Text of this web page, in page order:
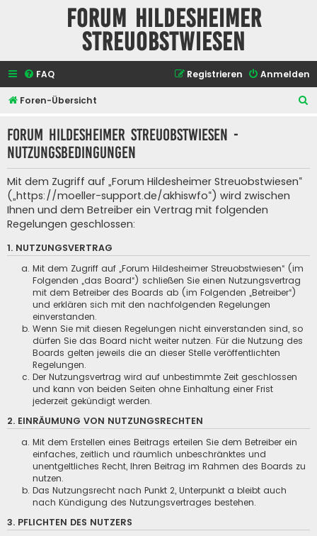
Forum Hildesheimer
Streuobstwiesen
FAQ Anmelden
Registrieren
Foren-Übersicht
Forum Hildesheimer Streuobstwiesen -
Nutzungsbedingungen
Mit dem Zugriff auf „Forum Hildesheimer Streuobstwiesen“
(„https://moeller-support.de/akhiswfo“) wird zwischen
Ihnen und dem Betreiber ein Vertrag mit folgenden
Regelungen geschlossen:
1. NUTZUNGSVERTRAG
Mit dem Zugriff auf „Forum Hildesheimer Streuobstwiesen“ (im
Folgenden „das Board“) schließen Sie einen Nutzungsvertrag
mit dem Betreiber des Boards ab (im Folgenden „Betreiber“)
und erklären sich mit den nachfolgenden Regelungen
einverstanden.
Wenn Sie mit diesen Regelungen nicht einverstanden sind, so
dürfen Sie das Board nicht weiter nutzen. Für die Nutzung des
Boards gelten jeweils die an dieser Stelle veröffentlichten
Regelungen.
Der Nutzungsvertrag wird auf unbestimmte Zeit geschlossen
und kann von beiden Seiten ohne Einhaltung einer Frist
jederzeit gekündigt werden.
2. EINRÄUMUNG VON NUTZUNGSRECHTEN
Mit dem Erstellen eines Beitrags erteilen Sie dem Betreiber ein
einfaches, zeitlich und räumlich unbeschränktes und
unentgeltliches Recht, Ihren Beitrag im Rahmen des Boards zu
nutzen.
Das Nutzungsrecht nach Punkt 2, Unterpunkt a bleibt auch
nach Kündigung des Nutzungsvertrages bestehen.
3. PFLICHTEN DES NUTZERS